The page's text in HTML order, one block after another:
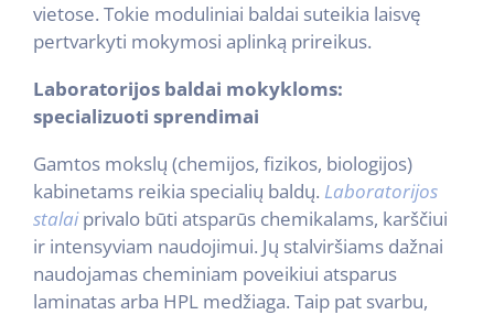
vietose. Tokie moduliniai baldai suteikia laisvę
pertvarkyti mokymosi aplinką prireikus.
Laboratorijos baldai mokykloms:
specializuoti sprendimai
Gamtos mokslų (chemijos, fizikos, biologijos)
kabinetams reikia specialių baldų. Laboratorijos
stalaiprivalo būti atsparūs chemikalams, karščiui
ir intensyviam naudojimui. Jų stalviršiams dažnai
naudojamas cheminiam poveikiui atsparus
laminatas arba HPL medžiaga. Taip pat svarbu,